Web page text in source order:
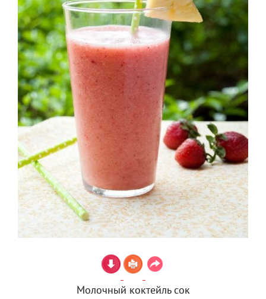
Молочный коктейль сок